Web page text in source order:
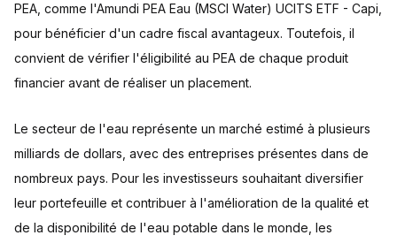
PEA, comme l'Amundi PEA Eau (MSCI Water) UCITS ETF - Capi,
pour bénéficier d'un cadre fiscal avantageux. Toutefois, il
convient de vérifier l'éligibilité au PEA de chaque produit
financier avant de réaliser un placement.
Le secteur de l'eau représente un marché estimé à plusieurs
milliards de dollars, avec des entreprises présentes dans de
nombreux pays. Pour les investisseurs souhaitant diversifier
leur portefeuille et contribuer à l'amélioration de la qualité et
de la disponibilité de l'eau potable dans le monde, les